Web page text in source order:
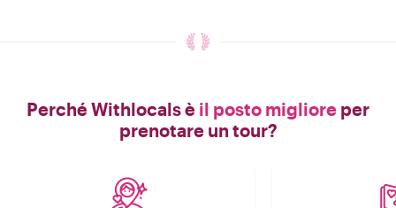
Perché Withlocals è il posto migliore per
prenotare un tour?